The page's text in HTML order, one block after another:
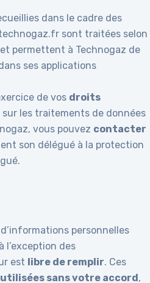
dans le cadre des
sont traitées selon
et permettent à Technogaz de
ses applications
de vos droits
sur les traitements de données
vous pouvez contacter
son délégué à la protection
personnelles
l’exception des
est libre de remplir. Ces
utilisées sans votre accord,